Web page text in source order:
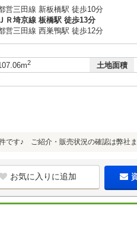
営三田線 新板橋駅 徒歩10分
ＪＲ埼京線 板橋駅 徒歩13分
営三田線 西巣鴨駅 徒歩12分
2 土地面積
です♪ ご紹介・販売状況の確認は弊社
お気に入りに追加